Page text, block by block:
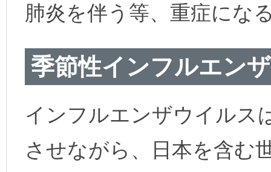
肺炎を伴う等、重症にな
季節性インフルエン
インフルエンザウイルス
させながら、日本を含む